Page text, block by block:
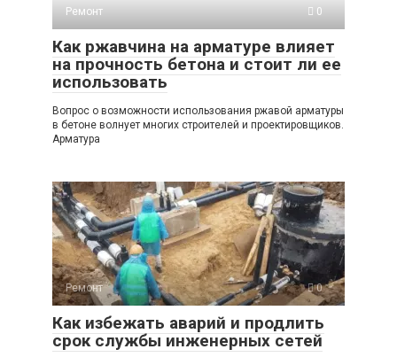
Ремонт
0
Как ржавчина на арматуре влияет
на прочность бетона и стоит ли ее
использовать
Вопрос о возможности использования ржавой арматуры
в бетоне волнует многих строителей и проектировщиков.
Арматура
Ремонт 0
Как избежать аварий и продлить
срок службы инженерных сетей